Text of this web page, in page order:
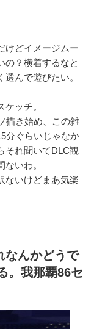
けどイメージムー
の？横着するなと
んで遊びたい。
ッチ。
描き始め、この雑
分ぐらいじゃなか
それ聞いてDLC観
いわ。
ないけどまあ気楽
なんかどうで
。我那覇86セ